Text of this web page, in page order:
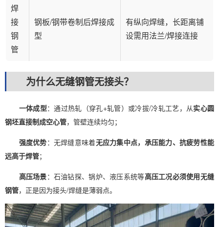
焊
接
钢
管
钢板/钢带卷制后焊接成
型
有纵向焊缝，长距离铺
设需用法兰/焊接连接
为什么无缝钢管无接头？
一体成型：通过热轧（穿孔+轧管）或冷拔/冷轧工艺，从实心圆
钢坯直接制成空心管，管壁连续均匀；
强度优势：无焊缝意味着无应力集中点，承压能力、抗疲劳性能
远高于焊管；
高压场景：石油钻探、锅炉、液压系统等高压工况必须使用无缝
钢管，正是因为接头/焊缝是薄弱点。